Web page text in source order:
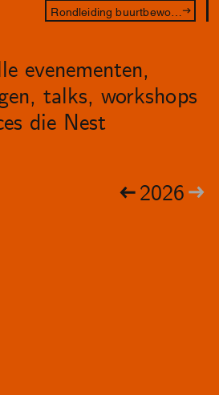
evenementen,
talks, workshops
die Nest
2026